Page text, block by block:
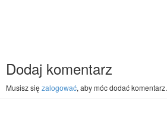
Dodaj komentarz
Musisz się zalogować, aby móc dodać komentarz.